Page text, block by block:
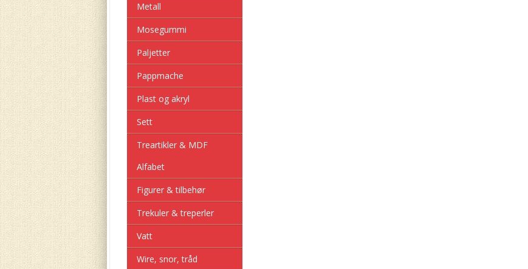
Metall
Mosegummi
Paljetter
Pappmache
Plast og akryl
Sett
Treartikler & MDF
Alfabet
Figurer & tilbehør
Trekuler & treperler
Vatt
Wire, snor, tråd